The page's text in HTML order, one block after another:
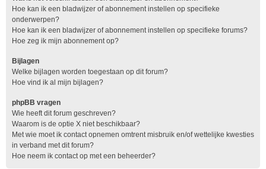
Hoe kan ik een bladwijzer of abonnement instellen op specifieke
onderwerpen?
Hoe kan ik een bladwijzer of abonnement instellen op specifieke forums?
Hoe zeg ik mijn abonnement op?
Bijlagen
Welke bijlagen worden toegestaan op dit forum?
Hoe vind ik al mijn bijlagen?
phpBB vragen
Wie heeft dit forum geschreven?
Waarom is de optie X niet beschikbaar?
Met wie moet ik contact opnemen omtrent misbruik en/of wettelijke kwesties
in verband met dit forum?
Hoe neem ik contact op met een beheerder?